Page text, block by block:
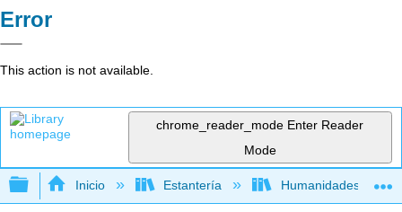
Error
This action is not available.
chrome_reader_mode Enter Reader
Mode
Expandir/contraer jerarquía global
Inicio Estantería Humanidades